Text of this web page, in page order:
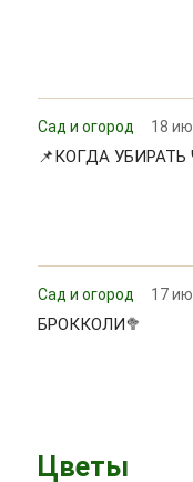
Сад и огород 18
📌КОГДА УБИРАТЬ
Сад и огород 17
БРОККОЛИ🥦
Цветы